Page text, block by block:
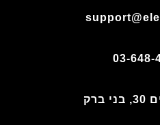
03-648-